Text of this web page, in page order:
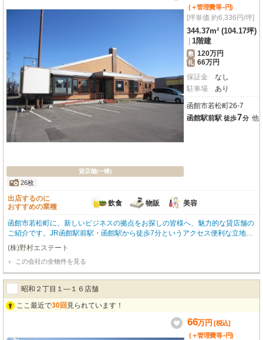
貸店舗(一棟)
26枚
(＋管理費等-円)
[坪単価 約6,336円/坪]
344.37m² (104.17坪)
1階建
敷 120万円
礼 66万円
保証金
なし
駐車場
あり
函館市若松町26-7
函館駅前駅 徒歩7分 他
出店するのに
おすすめの業種
飲食 物販 美容
函館市若松町に、新しいビジネスの拠点をお探しの皆様へ、魅力的な貸店舗の
ご紹介です。JR函館駅前駅・函館駅から徒歩7分というアクセス便利な立地
で、複数路線が利用できるのは嬉しいポイント。幹線道路沿いに位置し、前面
ガラス張りのデザインは視認性も高く、お客様の目を引くこと間違いなしで
す。広々とした専有面積344.37㎡を誇り、飲食全般（重飲食も可能）、小売・
物販、美容・健康・介護など、幅広い業種でご検討いただけます。エアコンや
男女別トイレ、ガス・給排水設備も整っており、快適な店舗運営をサポート。
共用駐車場もございますので、お車での来店にも対応できます。周辺にはコン
ビニやスーパーが徒歩3分圏内にあり、働く方々にとっても便利な環境です。
(株)野村エステート
この会社の全物件を見る
昭和２丁目１―１６店舗
ここ最近で30回 見られています！
66万円 [税込]
(＋管理費等-円)